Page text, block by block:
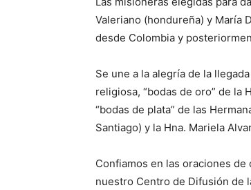
Valeriano (hondureña) y María
desde Colombia y
Se une a la alegría de la
religiosa, “bodas de oro” de la
“bodas de plata” de las
Santiago) y la Hna. Mariela
Confiamos en las oraciones
nuestro Centro de Difusión de